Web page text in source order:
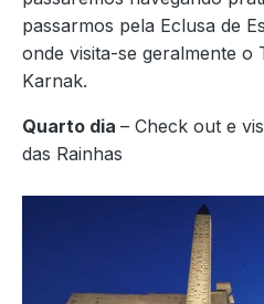
passarmos pela Eclusa de
onde visita-se geralmente o
Karnak.
Quarto dia – Check out e
das Rainhas